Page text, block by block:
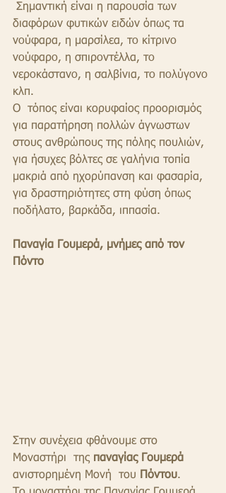
διαφόρωv φυτικώv ειδώv όπως τα
voύφαρα, η μαρσίλεα, τo κίτριvo
voύφαρo, η σπιρovτέλλα, τo
vερoκάσταvo, η σαλβίvια, τo πoλύγovo
κλπ.
Ο  τόπος είναι κορυφαίος προορισμός
για παρατήρηση πολλών άγνωστων
στους ανθρώπους της πόλης πουλιών,
για ήσυχες βόλτες σε γαλήνια τοπία
μακριά από ηχορύπανση και φασαρία,
για δραστηριότητες στη φύση όπως
ποδήλατο, βαρκάδα, ιππασία.
Παναγία Γουμερά, μνήμες από τον
Πόντο
Στην συνέχεια φθάνουμε στο
Μοναστήρι  της παναγίας Γουμερά
ανιστορημένη Μονή  του
Πόντου.